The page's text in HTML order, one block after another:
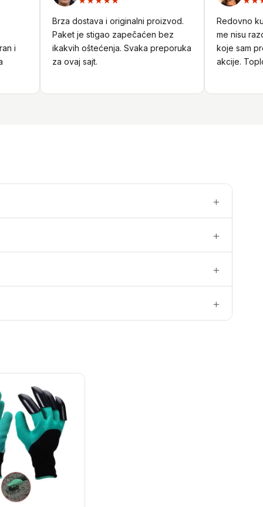
i
Brza dostava i originalni proizvod.
Paket je stigao zapečaćen bez
ikakvih oštećenja. Svaka preporuka
za ovaj sajt.
Redovno
me nisu
koje sam
akcije. Toplo